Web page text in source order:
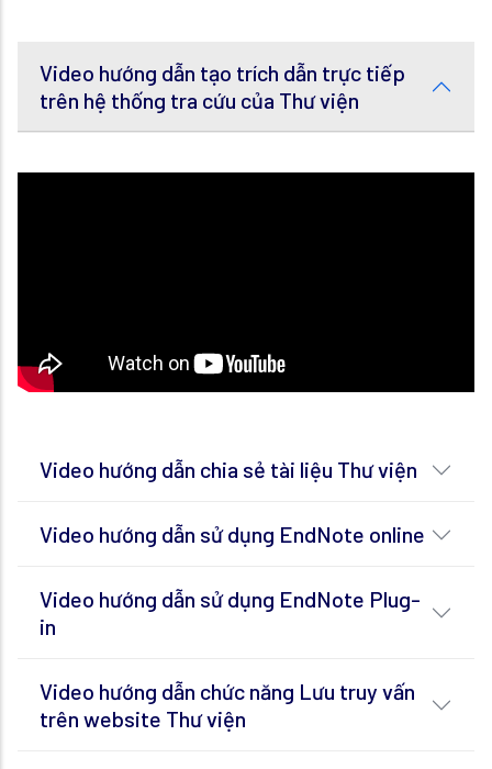
Video hướng dẫn tạo trích dẫn trực tiếp
trên hệ thống tra cứu của Thư viện
Video hướng dẫn chia sẻ tài liệu Thư viện
Video hướng dẫn sử dụng EndNote online
Video hướng dẫn sử dụng EndNote Plug-
in
Video hướng dẫn chức năng Lưu truy vấn
trên website Thư viện